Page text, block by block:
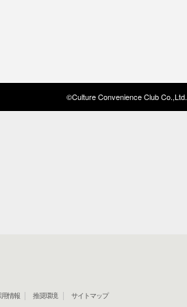
©Culture Convenience Club Co.,Ltd.
用情報 推奨環境 サイトマップ